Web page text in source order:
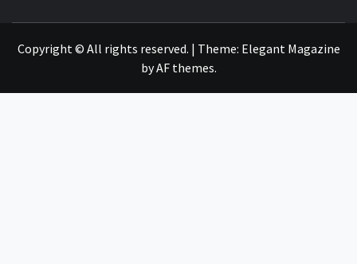
Copyright © All rights reserved. | Theme: Elegant Magazine
byAF themes.